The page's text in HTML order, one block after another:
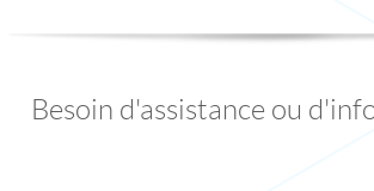
Besoin d'assistance ou